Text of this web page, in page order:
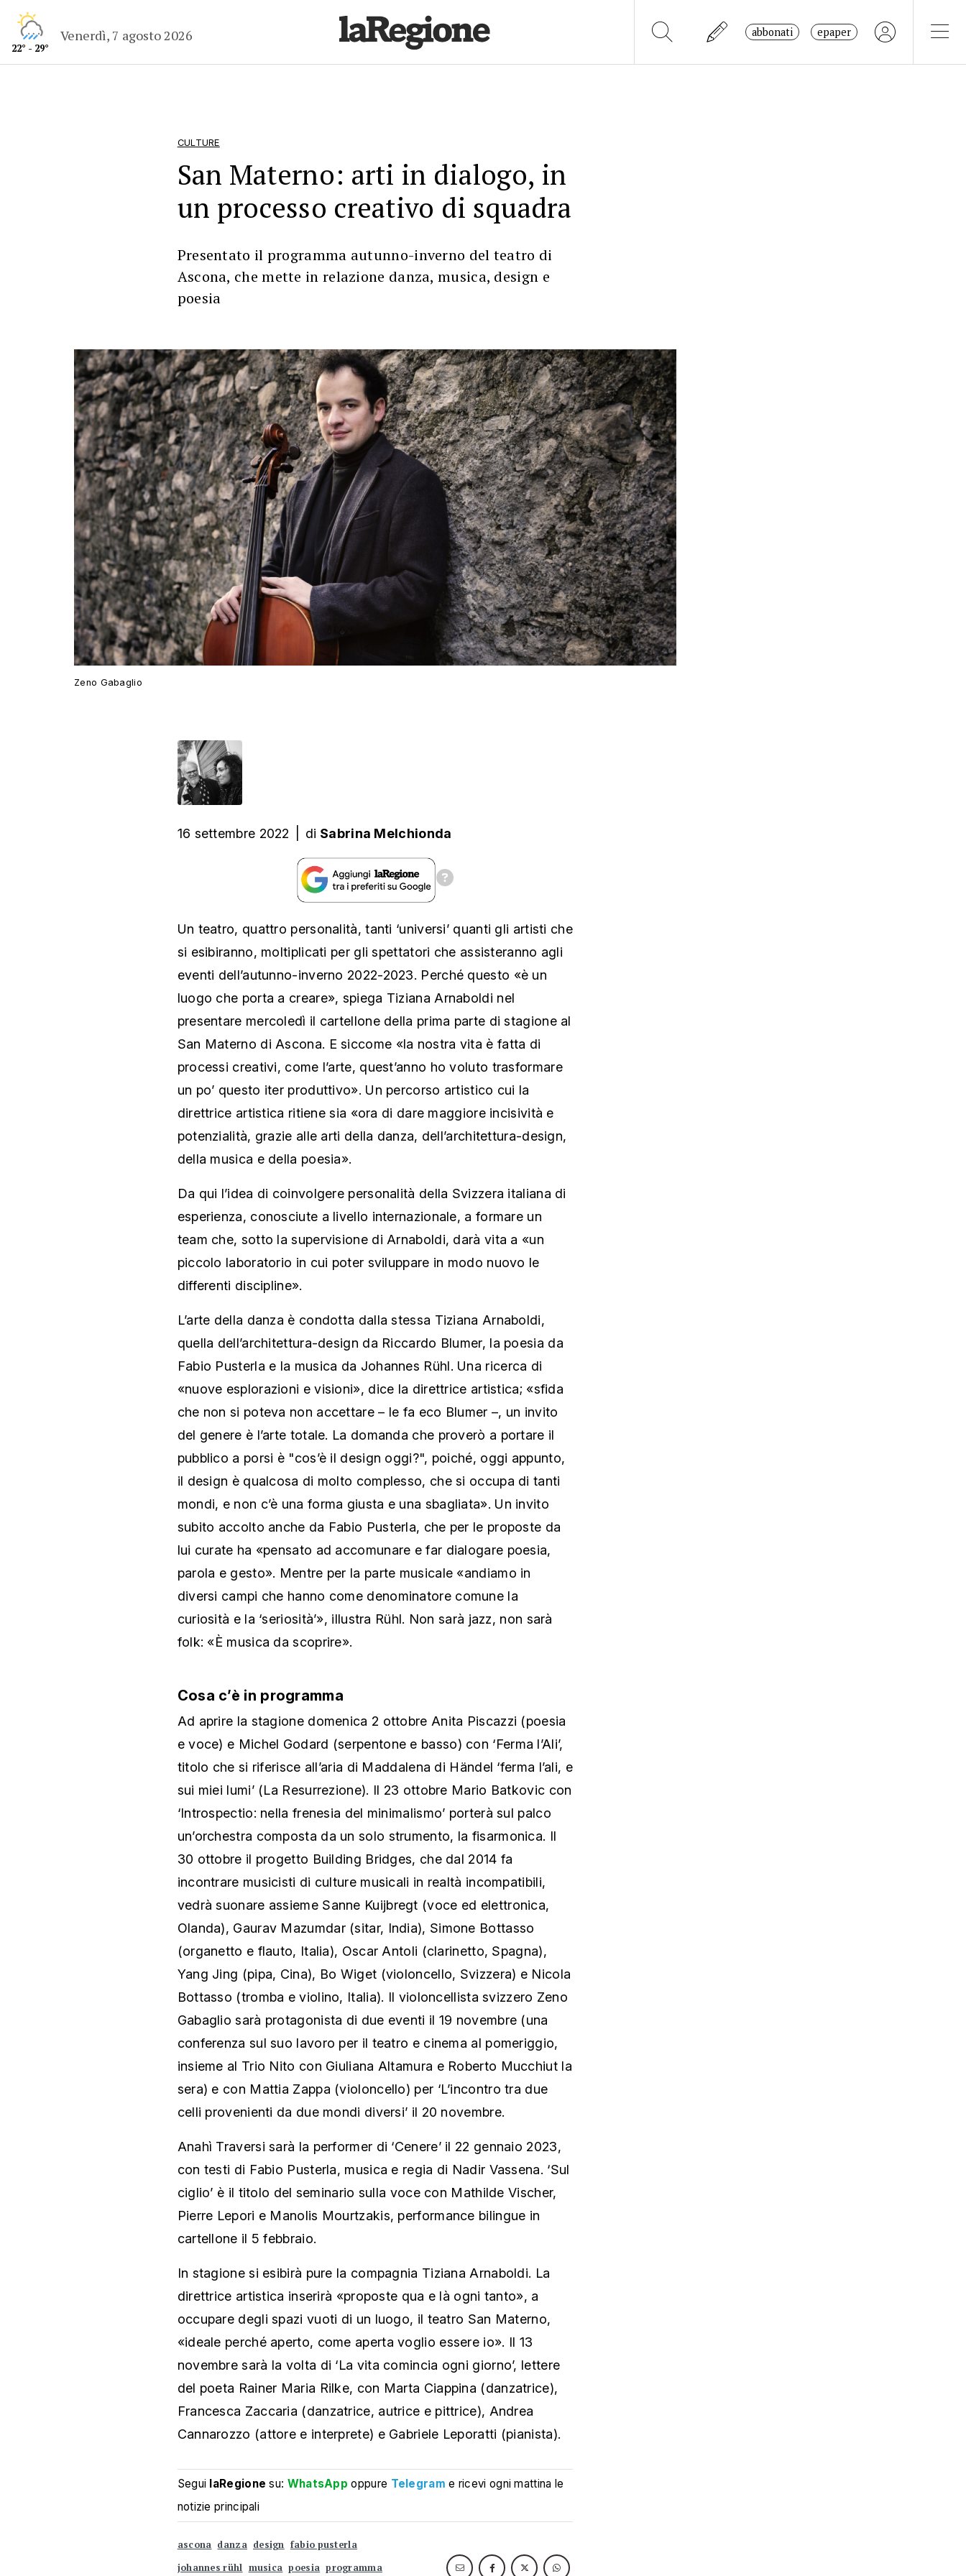
22° - 29°
Venerdì, 7 agosto 2026 abbonati epaper
CULTURE
San Materno: arti in dialogo, in
un processo creativo di squadra
Presentato il programma autunno-inverno del teatro di
Ascona, che mette in relazione danza, musica, design e
poesia
Zeno Gabaglio
16 settembre 2022 di Sabrina Melchionda
Un teatro, quattro personalità, tanti ‘universi’ quanti gli artisti che
si esibiranno, moltiplicati per gli spettatori che assisteranno agli
eventi dell’autunno-inverno 2022-2023. Perché questo «è un
luogo che porta a creare», spiega Tiziana Arnaboldi nel
presentare mercoledì il cartellone della prima parte di stagione al
San Materno di Ascona. E siccome «la nostra vita è fatta di
processi creativi, come l’arte, quest’anno ho voluto trasformare
un po’ questo iter produttivo». Un percorso artistico cui la
direttrice artistica ritiene sia «ora di dare maggiore incisività e
potenzialità, grazie alle arti della danza, dell’architettura-design,
della musica e della poesia».
Da qui l’idea di coinvolgere personalità della Svizzera italiana di
esperienza, conosciute a livello internazionale, a formare un
team che, sotto la supervisione di Arnaboldi, darà vita a «un
piccolo laboratorio in cui poter sviluppare in modo nuovo le
differenti discipline».
L’arte della danza è condotta dalla stessa Tiziana Arnaboldi,
quella dell’architettura-design da Riccardo Blumer, la poesia da
Fabio Pusterla e la musica da Johannes Rühl. Una ricerca di
«nuove esplorazioni e visioni», dice la direttrice artistica; «sfida
che non si poteva non accettare – le fa eco Blumer –, un invito
del genere è l’arte totale. La domanda che proverò a portare il
pubblico a porsi è "cos’è il design oggi?", poiché, oggi appunto,
il design è qualcosa di molto complesso, che si occupa di tanti
mondi, e non c’è una forma giusta e una sbagliata». Un invito
subito accolto anche da Fabio Pusterla, che per le proposte da
lui curate ha «pensato ad accomunare e far dialogare poesia,
parola e gesto». Mentre per la parte musicale «andiamo in
diversi campi che hanno come denominatore comune la
curiosità e la ‘seriosità’», illustra Rühl. Non sarà jazz, non sarà
folk: «È musica da scoprire».
Cosa c’è in programma
Ad aprire la stagione domenica 2 ottobre Anita Piscazzi (poesia
e voce) e Michel Godard (serpentone e basso) con ‘Ferma l’Ali’,
titolo che si riferisce all’aria di Maddalena di Händel ‘ferma l’ali, e
sui miei lumi’ (La Resurrezione). Il 23 ottobre Mario Batkovic con
‘Introspectio: nella frenesia del minimalismo’ porterà sul palco
un’orchestra composta da un solo strumento, la fisarmonica. Il
30 ottobre il progetto Building Bridges, che dal 2014 fa
incontrare musicisti di culture musicali in realtà incompatibili,
vedrà suonare assieme Sanne Kuijbregt (voce ed elettronica,
Olanda), Gaurav Mazumdar (sitar, India), Simone Bottasso
(organetto e flauto, Italia), Oscar Antoli (clarinetto, Spagna),
Yang Jing (pipa, Cina), Bo Wiget (violoncello, Svizzera) e Nicola
Bottasso (tromba e violino, Italia). Il violoncellista svizzero Zeno
Gabaglio sarà protagonista di due eventi il 19 novembre (una
conferenza sul suo lavoro per il teatro e cinema al pomeriggio,
insieme al Trio Nito con Giuliana Altamura e Roberto Mucchiut la
sera) e con Mattia Zappa (violoncello) per ‘L’incontro tra due
celli provenienti da due mondi diversi’ il 20 novembre.
Anahì Traversi sarà la performer di ‘Cenere’ il 22 gennaio 2023,
con testi di Fabio Pusterla, musica e regia di Nadir Vassena. ‘Sul
ciglio’ è il titolo del seminario sulla voce con Mathilde Vischer,
Pierre Lepori e Manolis Mourtzakis, performance bilingue in
cartellone il 5 febbraio.
In stagione si esibirà pure la compagnia Tiziana Arnaboldi. La
direttrice artistica inserirà «proposte qua e là ogni tanto», a
occupare degli spazi vuoti di un luogo, il teatro San Materno,
«ideale perché aperto, come aperta voglio essere io». Il 13
novembre sarà la volta di ‘La vita comincia ogni giorno’, lettere
del poeta Rainer Maria Rilke, con Marta Ciappina (danzatrice),
Francesca Zaccaria (danzatrice, autrice e pittrice), Andrea
Cannarozzo (attore e interprete) e Gabriele Leporatti (pianista).
Segui laRegione su: WhatsApp oppure Telegram e ricevi ogni mattina le
notizie principali
ascona danza design fabio pusterla
johannes rühl musica poesia programma